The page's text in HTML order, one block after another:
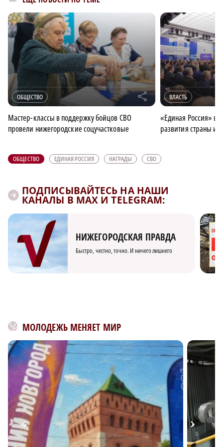
ОБЩЕСТВО r
Мастер-классы в поддержку бойцов СВО
провели нижегородские соцучастковые
ВЛАСТЬ
«Единая Россия»
развития страны и
ОБЩЕСТВО ЕДИНАЯ РОССИЯ НАГРАДЫ СВО
ПОДПИСЫВАЙТЕСЬ НА НАШИ
КАНАЛЫ В MAX И TELEGRAM:
НИЖЕГОРОДСКАЯ ПРАВДА
Быстро, честно, точно. И ничего лишнего
МОЛОДЕЖЬ МЕНЯЕТ МИР